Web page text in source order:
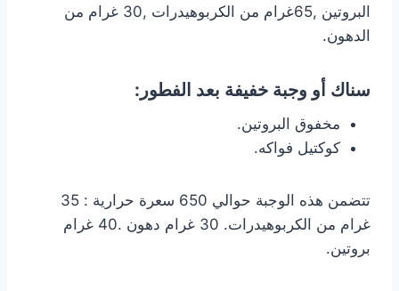
البروتين ,65غرام من الكربوهيدرات ,30 غرام من
الدهون.
سناك أو وجبة خفيفة بعد الفطور:
مخفوق البروتين.
كوكتيل فواكه.
تتضمن هذه الوجبة حوالي 650 سعرة حرارية : 35
غرام من الكربوهيدرات. 30 غرام دهون .40 غرام
بروتين.